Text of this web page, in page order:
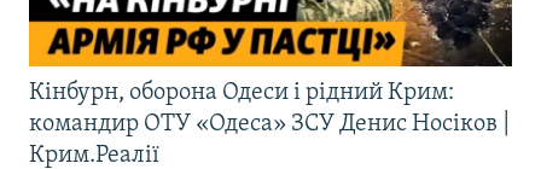
Кінбурн, оборона Одеси і рідний Крим:
командир ОТУ «Одеса» ЗСУ Денис Носіков |
Крим.Реалії